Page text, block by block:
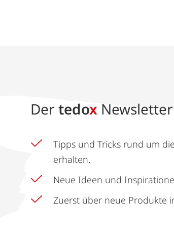
Der tedox Newsletter
Tipps und Tricks rund um
erhalten.
Neue Ideen und
Zuerst über neue Produkte